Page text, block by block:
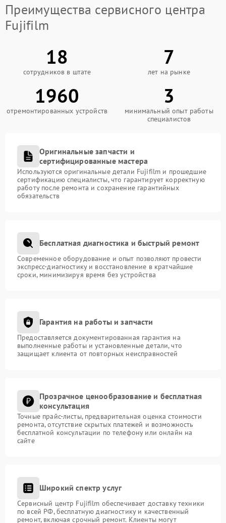
Преимущества сервисного центра
Fujifilm
18
сотрудников в штате
7
лет на рынке
1960
отремонтированных устройств
3
минимальный опыт работы
специалистов
Оригинальные запчасти и
сертифицированные мастера
Используются оригинальные детали Fujifilm и прошедшие
сертификацию специалисты, что гарантирует корректную
работу после ремонта и сохранение гарантийных
обязательств
Бесплатная диагностика и быстрый ремонт
Современное оборудование и опыт позволяют провести
экспресс-диагностику и восстановление в кратчайшие
сроки, минимизируя время без устройства
Гарантия на работы и запчасти
Предоставляется документированная гарантия на
выполненные работы и установленные детали, что
защищает клиента от повторных неисправностей
Прозрачное ценообразование и бесплатная
консультация
Точные прайс-листы, предварительная оценка стоимости
ремонта, отсутствие скрытых платежей и возможность
бесплатной консультации по телефону или онлайн на
сайте
Широкий спектр услуг
Сервисный центр Fujifilm обеспечивает доставку техники
по всей РФ, бесплатную диагностику и качественный
ремонт, включая срочный ремонт. Клиенты могут